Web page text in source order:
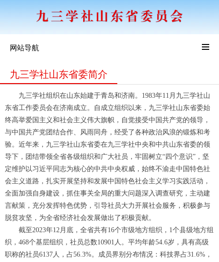
网站导航
九三学社山东省委简介
九三学社组织在山东始建于青岛和济南。1983年11月九三学社山
东省工作委员会在济南成立。自成立组织以来，九三学社山东省委始
终高举爱国主义和社会主义伟大旗帜，自觉接受中国共产党的领导，
与中国共产党团结合作、风雨同舟，经受了各种政治风浪的锻炼和考
验。近年来，九三学社山东省委在九三学社中央和中共山东省委的领
导下，团结带领全省各级组织和广大社员，牢固树立“四个意识”，坚
定维护以习近平同志为核心的中共中央权威，始终不渝走中国特色社
会主义道路，扎实开展坚持和发展中国特色社会主义学习实践活动，
全面加强自身建设，抓住事关全局的重大问题深入调查研究，主动建
言献策，充分发挥特色优势，引导社员大力开展社会服务，积极参与
脱贫攻坚，为全省经济社会发展做出了积极贡献。
截至2023年12月底，全省共有16个市级地方组织，1个县级地方组
织，468个基层组织，社员总数10901人。平均年龄54.6岁，具有高级
职称的社员6137人，占56.3%。成员界别分布情况：科技界占31.6%，